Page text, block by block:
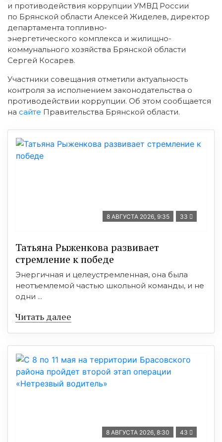
и противодействия коррупции УМВД России
по Брянской области Алексей Жиделев, директор
департамента топливно-
энергетического комплекса и жилищно-
коммунального хозяйства Брянской области
Сергей Косарев.
Участники совещания отметили актуальность
контроля за исполнением законодательства о
противодействии коррупции. Об этом сообщается
на сайте Правительства Брянской области.
8 АВГУСТА 2026, 9:35 33
Татьяна Рыженкова развивает
стремление к победе
Энергичная и целеустремленная, она была
неотъемлемой частью школьной команды, и не
одни ...
Читать далее
8 АВГУСТА 2026, 8:30 43